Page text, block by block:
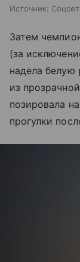
Источник:
Затем
(за
надела белую
из
позировала
прогулки